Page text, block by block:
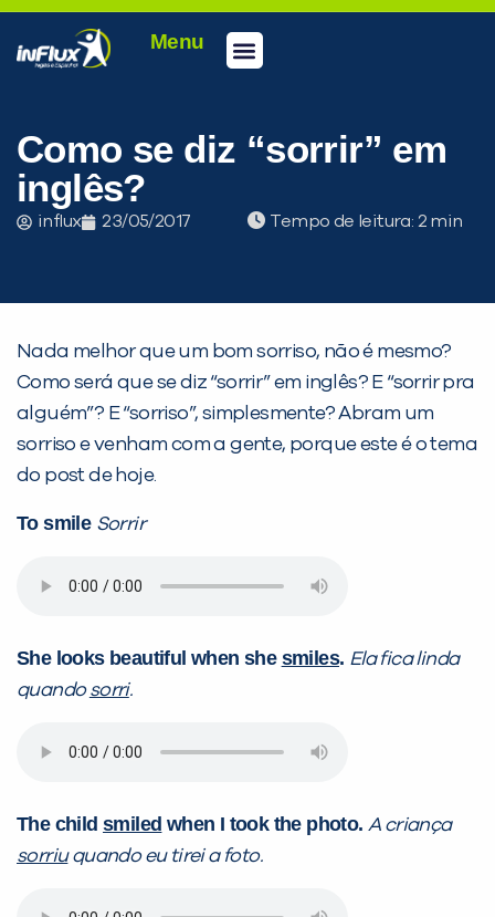
Menu
Como se diz “sorrir” em
inglês?
influx 23/05/2017 Tempo de leitura:
Nada melhor que um bom sorriso, não é mesmo?
Como será que se diz “sorrir” em inglês? E “sorrir pra
alguém”? E “sorriso”, simplesmente? Abram um
sorriso e venham com a gente, porque este é o tema
do post de hoje.
To smile Sorrir
She looks beautiful when she smiles. Ela fica linda
quandosorri.
The childsmiled when I took the photo.A criança
sorriuquando eu tirei a foto.
PEÇA UMA DEMONSTRAÇÃO DE MÉTODO
inFlux nesta cidade ou bairro que